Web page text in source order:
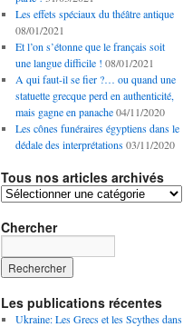
Les effets spéciaux du théâtre antique
08/01/2021
Et l’on s’étonne que le français soit
une langue difficile ! 08/01/2021
A qui faut-il se fier ?… ou quand une
statuette grecque perd en authenticité,
mais gagne en panache 04/11/2020
Les cônes funéraires égyptiens dans le
dédale des interprétations 03/11/2020
Tous nos articles archivés
Tous
articles
Chercher
Les publications récentes
Ukraine: Les Grecs et les Scythes dans